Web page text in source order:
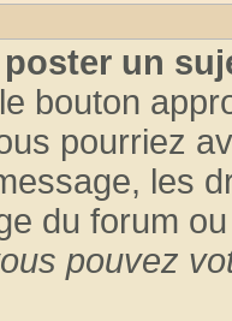
un
bouton
pourriez
les
du forum
pouvez